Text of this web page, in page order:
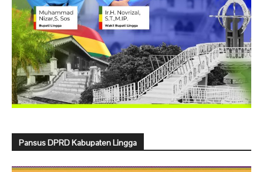
Pansus DPRD Kabupaten Lingga